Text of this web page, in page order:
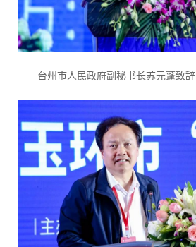
台州市人民政府副秘书长苏元蓬致辞